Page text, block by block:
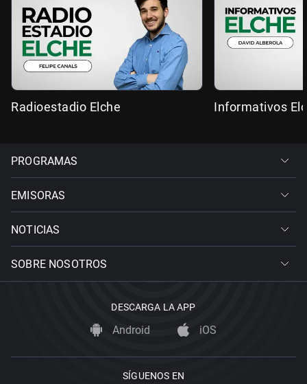
Radioestadio Elche Informativos
PROGRAMAS
EMISORAS
NOTICIAS
SOBRE NOSOTROS
DESCARGA LA APP
Android iOS
SÍGUENOS EN